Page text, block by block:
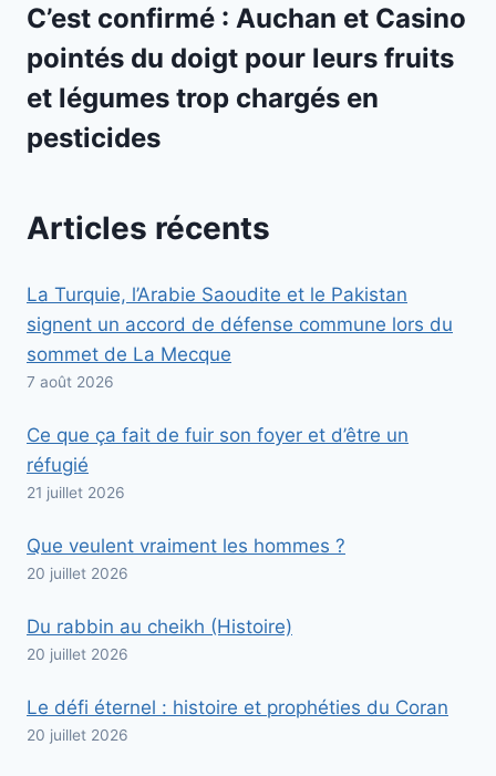
C’est confirmé : Auchan et Casino
pointés du doigt pour leurs fruits
et légumes trop chargés en
pesticides
Articles récents
La Turquie, l’Arabie Saoudite et le Pakistan
signent un accord de défense commune lors du
sommet de La Mecque
7 août 2026
Ce que ça fait de fuir son foyer et d’être un
réfugié
21 juillet 2026
Que veulent vraiment les hommes ?
20 juillet 2026
Du rabbin au cheikh (Histoire)
20 juillet 2026
Le défi éternel : histoire et prophéties du Coran
20 juillet 2026